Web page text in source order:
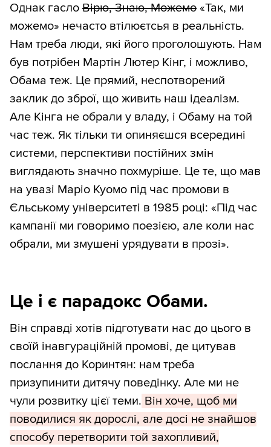
Однак гасло Вірю, Знаю, Можемо «Так, ми
можемо» нечасто втілюєтсья в реальність.
Нам треба люди, які його проголошують. Нам
був потрібен Мартін Лютер Кінг, і можливо,
Обама теж. Це прямий, неспотворений
заклик до зброї, що живить наш ідеалізм.
Але Кінга не обрали у владу, і Обаму на той
час теж. Як тільки ти опиняєшся всередині
системи, перспективи постійних змін
виглядають значно похмуріше. Це те, що мав
на увазі Маріо Куомо під час промови в
Єльському університеті в 1985 році: «Під час
кампанії ми говоримо поезією, але коли нас
обрали, ми змушені урядувати в прозі».
Це і є парадокс Обами.
Він справді хотів підготувати нас до цього в
своїй інавгураційній промові, де цитував
послання до Коринтян: нам треба
призупинити дитячу поведінку. Але ми не
чули розвитку цієї теми. Він хоче, щоб ми
поводилися як дорослі, але досі не знайшов
способу перетворити той захопливий,